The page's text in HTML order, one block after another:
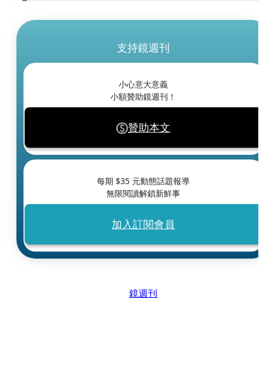
支持鏡週刊
小心意大意義
小額贊助鏡週刊！
贊助本文
每期 $35 元動態話題報導
無限閱讀解鎖新鮮事
加入訂閱會員
鏡週刊